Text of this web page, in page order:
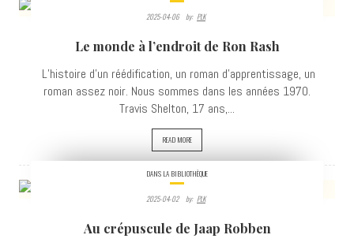
2025-04-06 By: PLK
Le monde à l’endroit de Ron Rash
L’histoire d'un réédification, un roman d’apprentissage, un
roman assez noir. Nous sommes dans les années 1970.
Travis Shelton, 17 ans,...
READ MORE
DANS LA BIBLIOTHÈQUE
2025-04-02 By: PLK
Au crépuscule de Jaap Robben